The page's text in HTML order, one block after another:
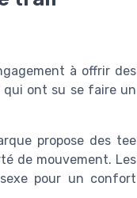
à offrir des
qui ont su se faire un
propose des tee
de mouvement. Les
pour un confort